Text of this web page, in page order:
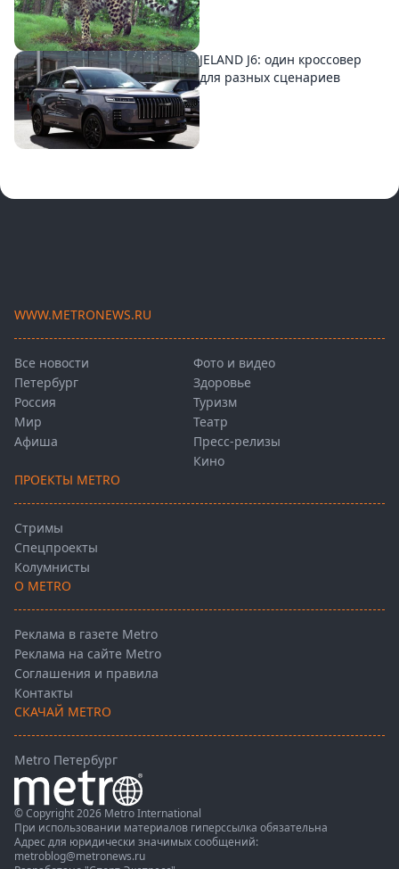
JELAND J6: один кроссовер
для разных сценариев
WWW.METRONEWS.RU
Все новости
Петербург
Россия
Мир
Афиша
Фото и видео
Здоровье
Туризм
Театр
Пресс-релизы
Кино
ПРОЕКТЫ METRO
Стримы
Спецпроекты
Колумнисты
О METRO
Реклама в газете Metro
Реклама на сайте Metro
Соглашения и правила
Контакты
СКАЧАЙ METRO
Metro Петербург
© Copyright 2026 Metro International
При использовании материалов гиперссылка обязательна
Адрес для юридически значимых сообщений:
metroblog@metronews.ru